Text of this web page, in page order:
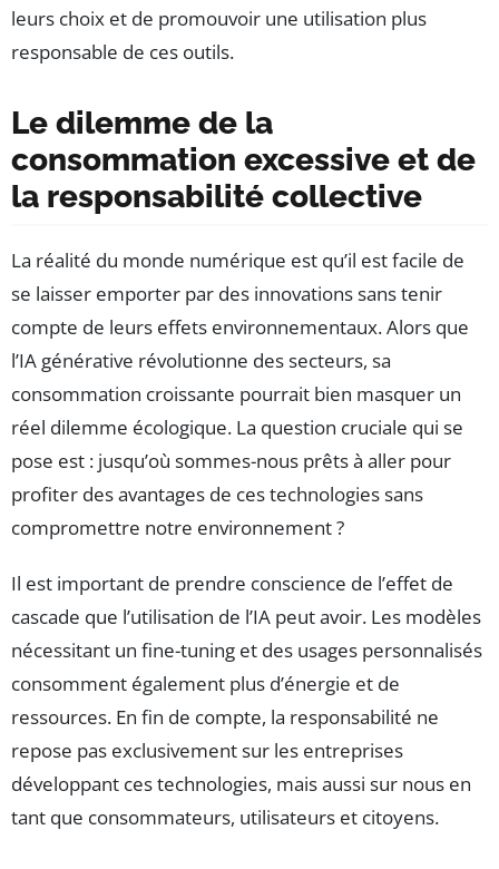
leurs choix et de promouvoir une utilisation plus
responsable de ces outils.
Le dilemme de la
consommation excessive et de
la responsabilité collective
La réalité du monde numérique est qu’il est facile de
se laisser emporter par des innovations sans tenir
compte de leurs effets environnementaux. Alors que
l’IA générative révolutionne des secteurs, sa
consommation croissante pourrait bien masquer un
réel dilemme écologique. La question cruciale qui se
pose est : jusqu’où sommes-nous prêts à aller pour
profiter des avantages de ces technologies sans
compromettre notre environnement ?
Il est important de prendre conscience de l’effet de
cascade que l’utilisation de l’IA peut avoir. Les modèles
nécessitant un fine-tuning et des usages personnalisés
consomment également plus d’énergie et de
ressources. En fin de compte, la responsabilité ne
repose pas exclusivement sur les entreprises
développant ces technologies, mais aussi sur nous en
tant que consommateurs, utilisateurs et citoyens.